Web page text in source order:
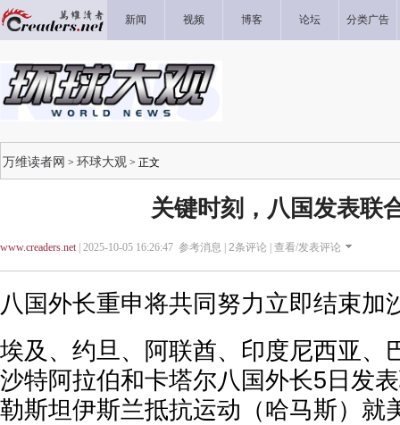
新闻 视频 博客 论坛 分类广告
万维读者网 > 环球大观 > 正文
关键时刻，八国发表联
www.creaders.net| 2025-10-05 16:26:47 参考消息 | 2条评论 | 查看/发表评论
八国外长重申将共同努力立即结束加
埃及、约旦、阿联酋、印度尼西亚、
沙特阿拉伯和卡塔尔八国外长5日发
勒斯坦伊斯兰抵抗运动（哈马斯）就